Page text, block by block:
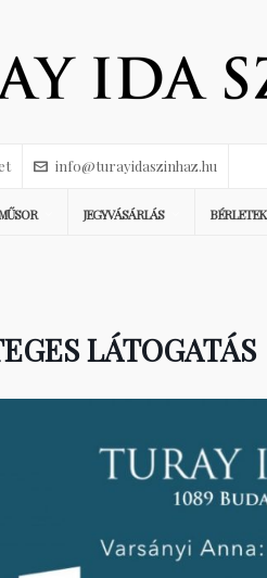
info@turayidaszinhaz.hu
JEGYVÁSÁRLÁS BÉRLETEK
LÁTOGATÁS